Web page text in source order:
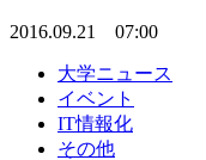
2016.09.21 07:00
大学ニュース
イベント
IT情報化
その他